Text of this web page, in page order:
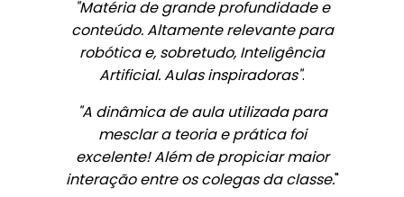
"Matéria de grande profundidade e
conteúdo. Altamente relevante para
robótica e, sobretudo, Inteligência
Artificial. Aulas inspiradoras".
"A dinâmica de aula utilizada para
mesclar a teoria e prática foi
excelente! Além de propiciar maior
interação entre os colegas da classe."